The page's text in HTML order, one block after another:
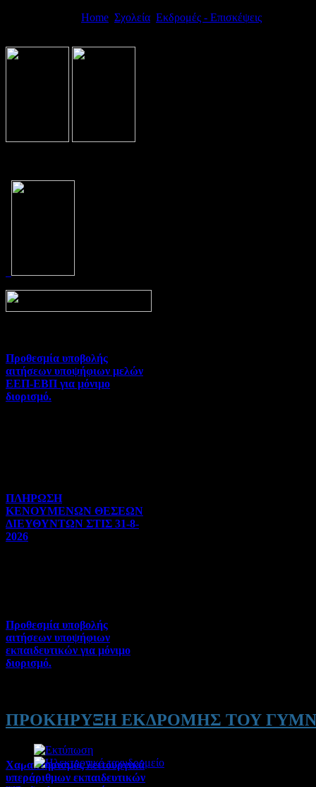
Home Σχολεία Εκδρομές - Επισκέψεις
Προθεσμία υποβολής
αιτήσεων υποψήφιων μελών
ΕΕΠ-ΕΒΠ για μόνιμο
διορισμό.
ΠΛΗΡΩΣΗ
ΚΕΝΟΥΜΕΝΩΝ ΘΕΣΕΩΝ
ΔΙΕΥΘΥΝΤΩΝ ΣΤΙΣ 31-8-
2026
Προθεσμία υποβολής
αιτήσεων υποψήφιων
εκπαιδευτικών για μόνιμο
διορισμό.
Hits:52
Χαρακτηρισμός λειτουργικά
υπεράριθμων εκπαιδευτικών
ΠΡΟΚΗΡΥΞΗ ΕΚΔΡΟΜΗΣ ΤΟΥ